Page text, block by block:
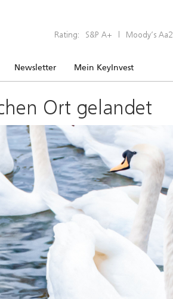
Rating: S&P A+ | Moody’s Aa2
Newsletter Mein KeyInvest
Ort gelandet